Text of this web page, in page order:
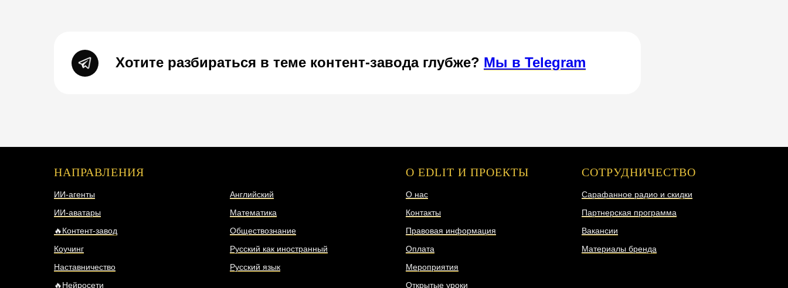
Хотите разбираться в теме контент-завода глубже? Мы в Telegram
НАПРАВЛЕНИЯ
ИИ-агенты
ИИ-аватары
🔥Контент-завод
Коучинг
Наставничество
🔥Нейросети
Английский
Математика
Обществознание
Русский как иностранный
Русский язык
О EDLIT И ПРОЕКТЫ
О нас
Контакты
Правовая информация
Оплата
Мероприятия
Открытые уроки
СОТРУДНИЧЕСТВО
Сарафанное радио и скидки
Партнерская программа
Вакансии
Материалы бренда